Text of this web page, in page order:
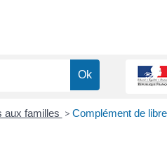
aux familles > Complément de